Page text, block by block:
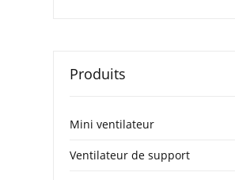
Produits
Mini ventilateur
Ventilateur de support